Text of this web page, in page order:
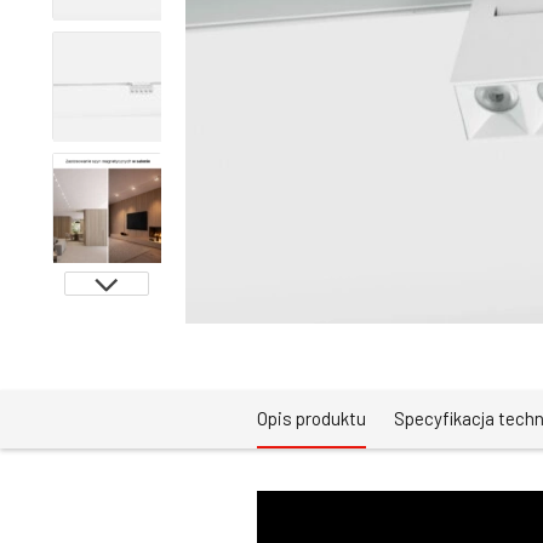
Opis produktu Specyfikacja